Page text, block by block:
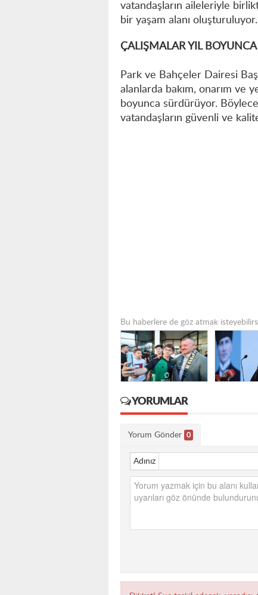
vatandaşların aileleriyle
bir yaşam alanı oluşturuluyor.
ÇALIŞMALAR YIL BOYUNCA
Park ve Bahçeler Dairesi
alanlarda bakım, onarım ve
boyunca sürdürüyor.
vatandaşların güvenli ve
Bu haberlere de göz atmak
YORUMLAR
Yorum Gönder 0
Adınız